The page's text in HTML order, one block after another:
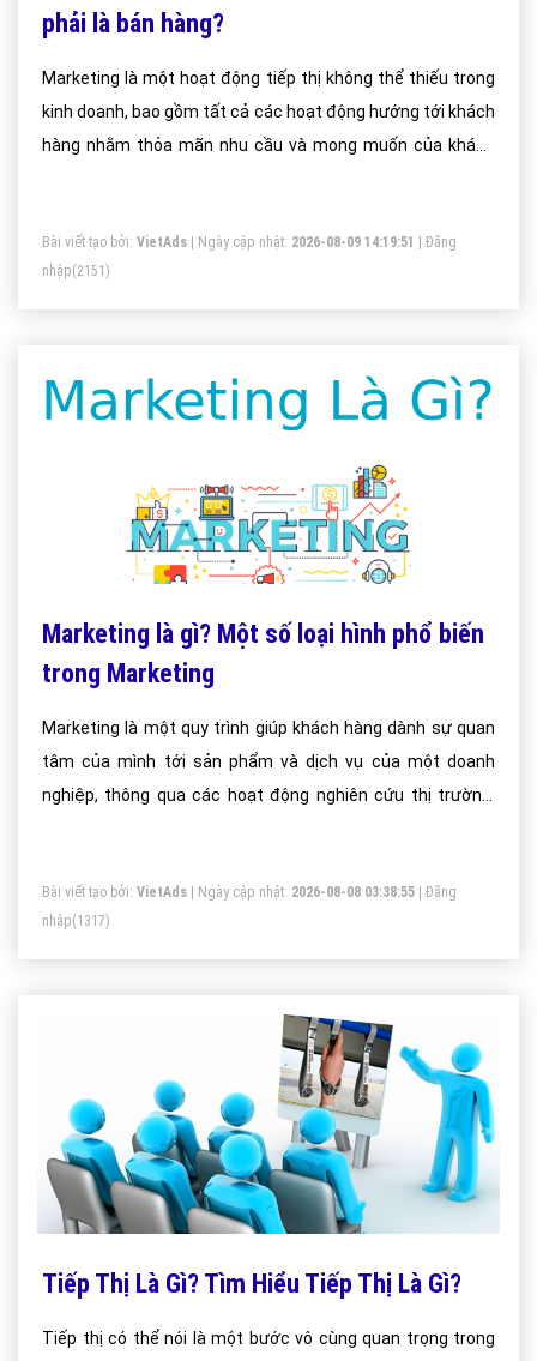
phải là bán hàng?
Marketing là một hoạt động tiếp thị không thể thiếu trong
kinh doanh, bao gồm tất cả các hoạt động hướng tới khách
hàng nhằm thỏa mãn nhu cầu và mong muốn của khách
thành chiếc cầu nối bền chặt giữa doanh nghiệp với các
khách hàng mục tiêu.
Bài viết tạo bởi: VietAds | Ngày cập nhật: 2026-08-09 14:19:51
Đăng
nhập(2151)
Marketing là gì? Một số loại hình phổ biến
trong Marketing
Marketing là một quy trình giúp khách hàng dành sự quan
tâm của mình tới sản phẩm và dịch vụ của một doanh
nghiệp, thông qua các hoạt động nghiên cứu thị trường,
Bài viết tạo bởi: VietAds | Ngày cập nhật: 2026-08-08 03:38:55
Đăng
nhập(1317)
Tiếp Thị Là Gì? Tìm Hiểu Tiếp Thị Là Gì?
Tiếp thị có thể nói là một bước vô cùng quan trọng trong